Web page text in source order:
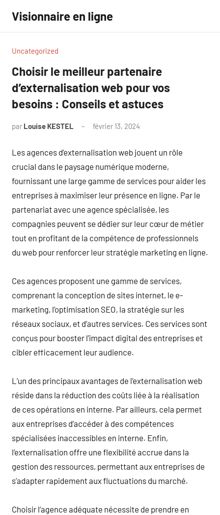
contenu
Visionnaire en ligne
Uncategorized
Choisir le meilleur partenaire
d’externalisation web pour vos
besoins : Conseils et astuces
par Louise KESTEL février 13, 2024
Les agences d’externalisation web jouent un rôle
crucial dans le paysage numérique moderne,
fournissant une large gamme de services pour aider les
entreprises à maximiser leur présence en ligne. Par le
partenariat avec une agence spécialisée, les
compagnies peuvent se dédier sur leur cœur de métier
tout en profitant de la compétence de professionnels
du web pour renforcer leur stratégie marketing en ligne.
Ces agences proposent une gamme de services,
comprenant la conception de sites internet, le e-
marketing, l’optimisation SEO, la stratégie sur les
réseaux sociaux, et d’autres services. Ces services sont
conçus pour booster l’impact digital des entreprises et
cibler efficacement leur audience.
L’un des principaux avantages de l’externalisation web
réside dans la réduction des coûts liée à la réalisation
de ces opérations en interne. Par ailleurs, cela permet
aux entreprises d’accéder à des compétences
spécialisées inaccessibles en interne. Enfin,
l’externalisation offre une flexibilité accrue dans la
gestion des ressources, permettant aux entreprises de
s’adapter rapidement aux fluctuations du marché.
Choisir l’agence adéquate nécessite de prendre en